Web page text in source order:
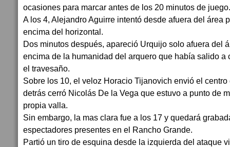
ocasiones para marcar antes de los 20 minutos de juego.
A los 4, Alejandro Aguirre intentó desde afuera del área
encima del horizontal.
Dos minutos después, apareció Urquijo solo afuera del
encima de la humanidad del arquero que había salido a
el travesaño.
Sobre los 10, el veloz Horacio Tijanovich envió el
detrás cerró Nicolás De la Vega que estuvo a punto de
propia valla.
Sin embargo, la mas clara fue a los 17 y quedará
espectadores presentes en el Rancho Grande.
Partió un tiro de esquina desde la izquierda del ataque